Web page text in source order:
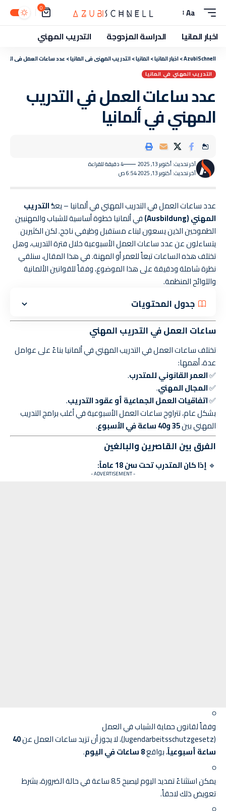
Aa
0
اخبار المانيا الدراسة المزدوجة التدريب المهني
AzubiSchnell
>اخبار المانيا>المانيا>التدريب المهني في المانيا> عدد ساعات العمل في
التدريب المهني في المانيا
عدد ساعات العمل في التدريب
المهني في ألمانيا
آخر تحديث: أكتوبر 13, 2025 6:54 ص
آخر تحديث: أكتوبر 13, 2025 4 دقيقة للقراءة
عدد ساعات العمل في التدريب المهني في ألمانيا – يعدُّالتدريب
المهني (Ausbildung)
في ألمانيا خطوة أساسية للشباب والمهنيين
الطموحين الذين يسعون لبناء مستقبل وظيفي ناجح. لكن الكثيرين
يتساءلون عن عدد ساعات العمل الأسبوعية خلال فترة التدريب، وهل
تختلف هذه الساعات تبعاً للعمر أو المهنة. في هذا المقال، سنلقي
نظرة شاملة ودقيقة على هذا الموضوع، وفقاً للقوانين الألمانية
واللوائح المنظمة.
جدول المحتويات
ساعات العمل في التدريب المهني
تختلف ساعات العمل في التدريب المهني في ألمانيا بناءً على عوامل
عدة، أهمها:
✅العمر القانوني للمتدرب.
✅المجال المهني.
✅اتفاقيات العمل الجماعية أو عقود التدريب.
بشكل عام، تتراوح ساعات العمل الأسبوعية في أغلب برامج التدريب
المهني بين35 و40 ساعة في الأسبوع .
الفرق بين القاصرين والبالغين
🔹 إذا كان المتدرب تحت سن 18 عاماً:
- ADVERTISEMENT -
وفقاً لقانون حماية الشباب في العمل
(Jugendarbeitsschutzgesetz)، لا يجوز أن تزيد ساعات العمل عن
40
ساعة أسبوعياً، بواقع8 ساعات في اليوم
.
يمكن استثناءً تمديد اليوم ليصبح 8.5 ساعة في حالة الضرورة، بشرط
تعويض ذلك لاحقاً.